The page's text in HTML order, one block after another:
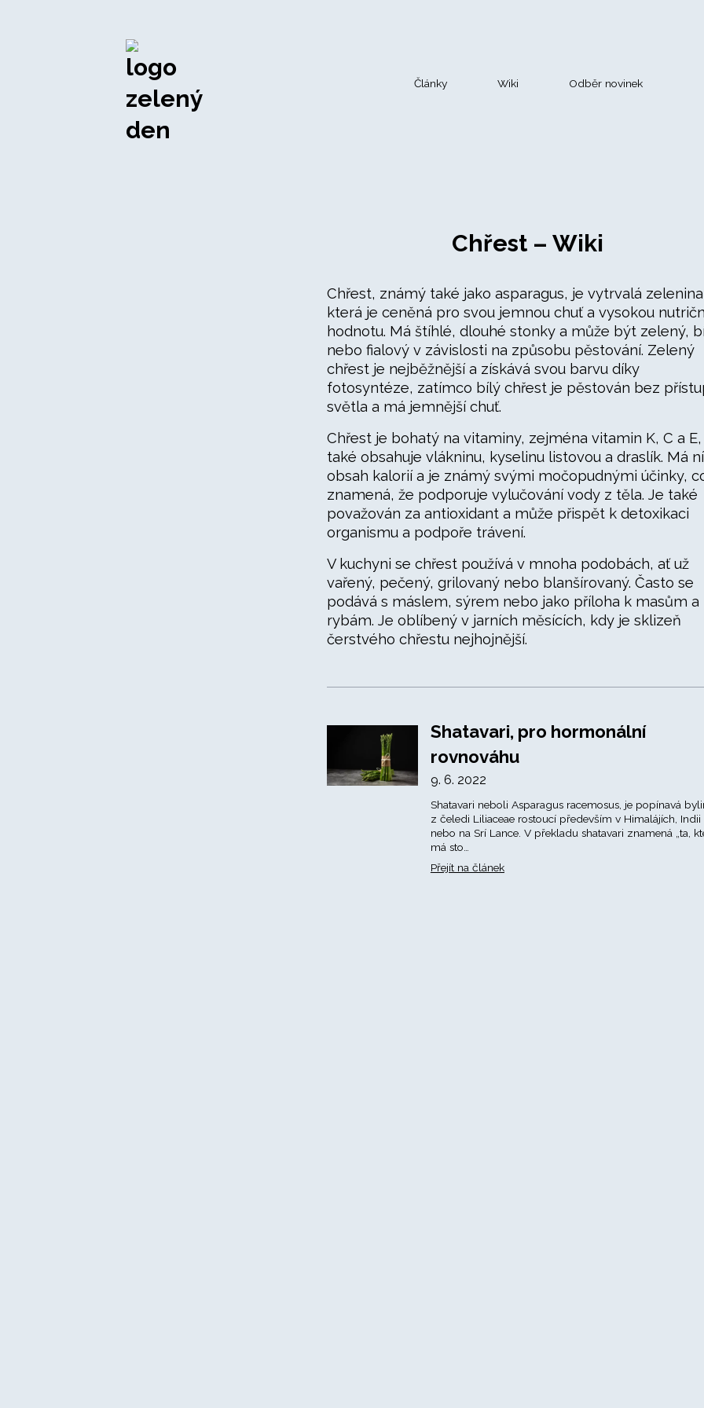
Články Wiki Odběr novinek
Chřest – Wiki
Chřest, známý také jako asparagus, je vytrvalá
která je ceněná pro svou jemnou chuť a vysokou
hodnotu. Má štíhlé, dlouhé stonky a může být zelený,
nebo fialový v závislosti na způsobu pěstování. Zelený
chřest je nejběžnější a získává svou barvu díky
fotosyntéze, zatímco bílý chřest je pěstován bez
světla a má jemnější chuť.
Chřest je bohatý na vitaminy, zejména vitamin K, C a E,
také obsahuje vlákninu, kyselinu listovou a draslík. Má
obsah kalorií a je známý svými močopudnými účinky,
znamená, že podporuje vylučování vody z těla. Je také
považován za antioxidant a může přispět k detoxikaci
organismu a podpoře trávení.
V kuchyni se chřest používá v mnoha podobách, ať už
vařený, pečený, grilovaný nebo blanšírovaný. Často se
podává s máslem, sýrem nebo jako příloha k masům a
rybám. Je oblíbený v jarních měsících, kdy je sklizeň
čerstvého chřestu nejhojnější.
Shatavari, pro hormonální
rovnováhu
9. 6. 2022
Shatavari neboli Asparagus racemosus, je popínavá
z čeledi Liliaceae rostoucí především v Himalájích, Indii
nebo na Srí Lance. V překladu shatavari znamená „ta,
má sto…
Přejít na článek